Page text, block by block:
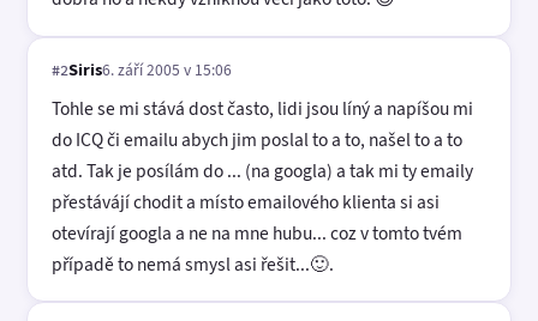
#2Siris6. září 2005 v 15:06
Tohle se mi stává dost často, lidi jsou líný a napíšou mi
do ICQ či emailu abych jim poslal to a to, našel to a to
atd. Tak je posílám do ... (na googla) a tak mi ty emaily
přestávájí chodit a místo emailového klienta si asi
otevírají googla a ne na mne hubu... coz v tomto tvém
případě to nemá smysl asi řešit...🙂.